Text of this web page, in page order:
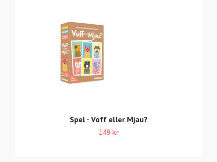
Spel - Voff eller Mjau?
149 kr